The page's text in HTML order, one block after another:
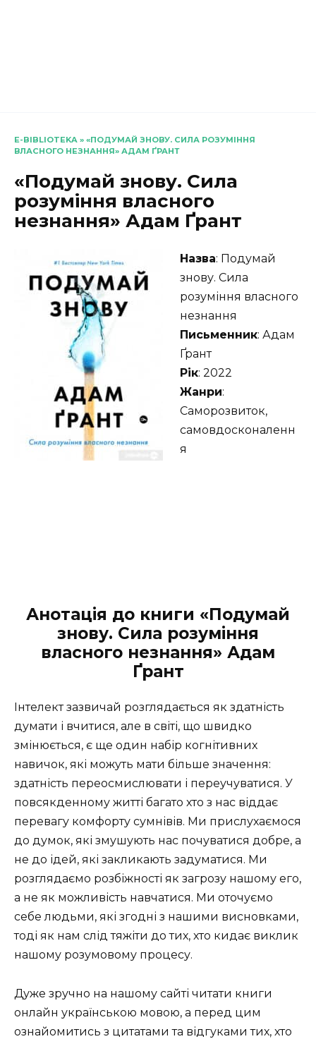
E-BIBLIOTEKA » «ПОДУМАЙ ЗНОВУ. СИЛА РОЗУМІННЯ
ВЛАСНОГО НЕЗНАННЯ» АДАМ ҐРАНТ
«Подумай знову. Сила
розуміння власного
незнання» Адам Ґрант
Назва: Подумай
знову. Сила
розуміння власного
незнання
Письменник: Адам
Ґрант
Рік: 2022
Жанри:
Саморозвиток,
самовдосконаленн
я
Анотація до книги «Подумай
знову. Сила розуміння
власного незнання» Адам
Ґрант
Інтелект зазвичай розглядається як здатність
думати і вчитися, але в світі, що швидко
змінюється, є ще один набір когнітивних
навичок, які можуть мати більше значення:
здатність переосмислювати і переучуватися. У
повсякденному житті багато хто з нас віддає
перевагу комфорту сумнівів. Ми прислухаємося
до думок, які змушують нас почуватися добре, а
не до ідей, які закликають задуматися. Ми
розглядаємо розбіжності як загрозу нашому его,
а не як можливість навчатися. Ми оточуємо
себе людьми, які згодні з нашими висновками,
тоді як нам слід тяжіти до тих, хто кидає виклик
нашому розумовому процесу.
Дуже зручно на нашому сайті читати книги
онлайн українською мовою, а перед цим
ознайомитись з цитатами та відгуками тих, хто